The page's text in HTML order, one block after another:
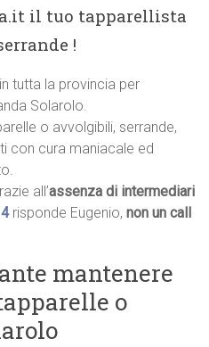
il tuo tapparellista
!
in tutta la provincia per
Solarolo.
o avvolgibili, serrande,
con cura maniacale ed
all’assenza di intermediari
risponde Eugenio,non un call
mantenere
o